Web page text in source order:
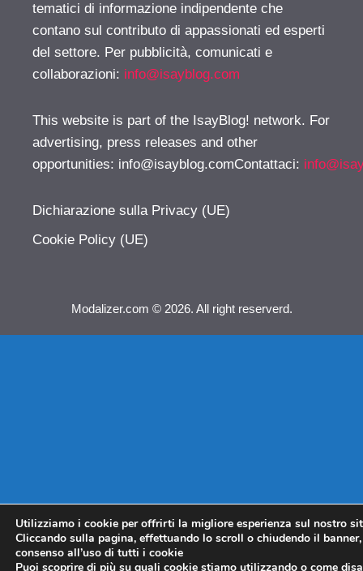
tematici di informazione indipendente che
contano sul contributo di appassionati ed esperti
del settore. Per pubblicità, comunicati e
collaborazioni: info@isayblog.com
This website is part of the IsayBlog! network. For
advertising, press releases and other
opportunities: info@isayblog.comContattaci:
Dichiarazione sulla Privacy (UE)
Cookie Policy (UE)
Modalizer.com © 2026. All right reserverd.
Utilizziamo i cookie per offrirti la migliore esperienza sul nostro
Cliccando sulla pagina, effettuando lo scroll o chiudendo il
consenso all’uso di tutti i cookie
Puoi scoprire di più su quali cookie stiamo utilizzando o come